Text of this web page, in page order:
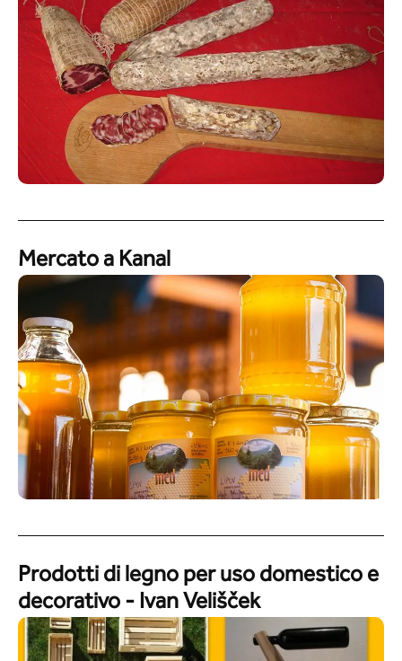
Mercato a Kanal
Prodotti di legno per uso domestico e
decorativo - Ivan Velišček